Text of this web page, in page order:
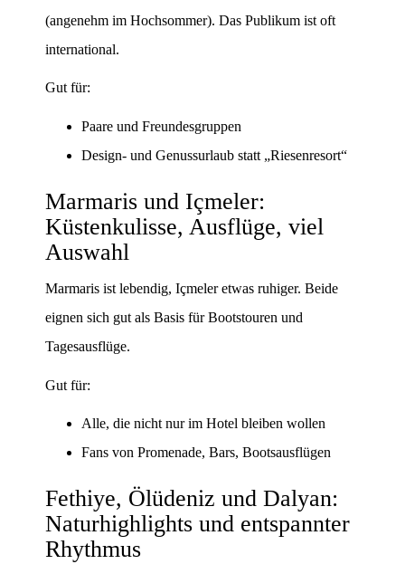
(angenehm im Hochsommer). Das Publikum ist oft
international.
Gut für:
Paare und Freundesgruppen
Design- und Genussurlaub statt „Riesenresort“
Marmaris und Içmeler:
Küstenkulisse, Ausflüge, viel
Auswahl
Marmaris ist lebendig, Içmeler etwas ruhiger. Beide
eignen sich gut als Basis für Bootstouren und
Tagesausflüge.
Gut für:
Alle, die nicht nur im Hotel bleiben wollen
Fans von Promenade, Bars, Bootsausflügen
Fethiye, Ölüdeniz und Dalyan:
Naturhighlights und entspannter
Rhythmus